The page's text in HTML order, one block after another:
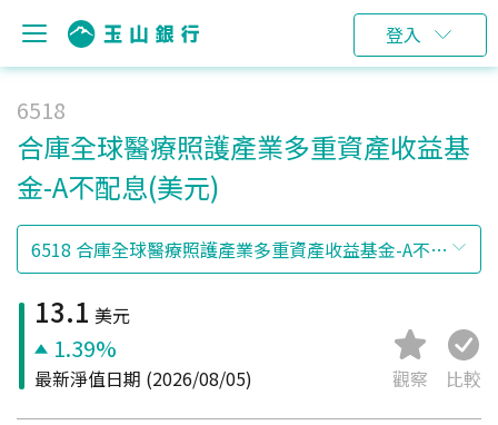
登入
6518
合庫全球醫療照護產業多重資產收益基
金-A不配息(美元)
13.1 美元
1.39%
最新淨值日期 (2026/08/05) 觀察 比較